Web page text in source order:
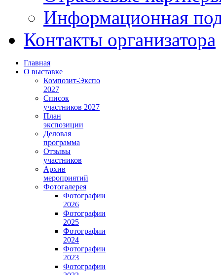
Информационная
Контакты организатора
Главная
О выставке
Композит-Экспо
2027
Список
участников 2027
План
экспозиции
Деловая
программа
Отзывы
участников
Архив
мероприятий
Фотогалерея
Фотографии
2026
Фотографии
2025
Фотографии
2024
Фотографии
2023
Фотографии